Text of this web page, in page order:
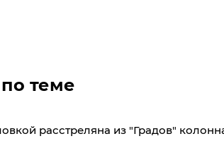
теме
расстреляна из "Градов"